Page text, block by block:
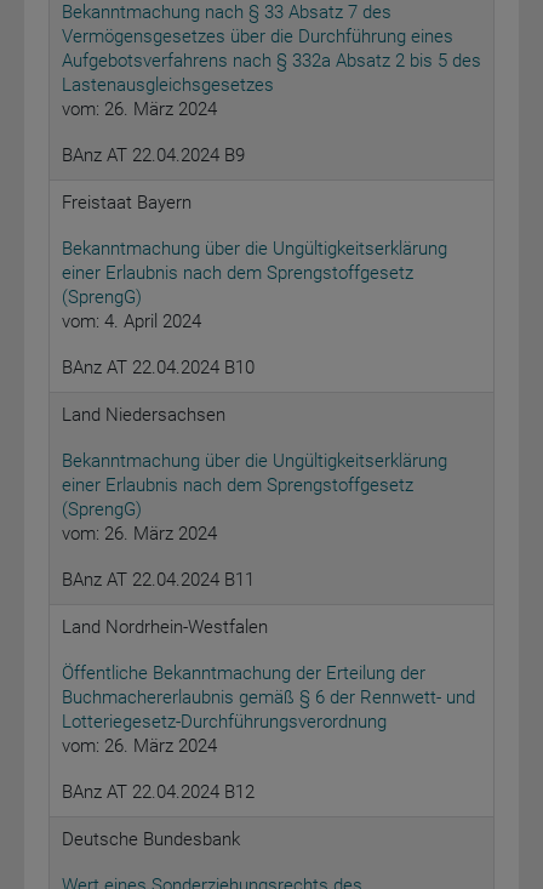
Bekanntmachung nach § 33 Absatz 7 des
Vermögensgesetzes über die Durchführung eines
Aufgebotsverfahrens nach § 332a Absatz 2 bis 5 des
Lastenausgleichsgesetzes
vom: 26. März 2024
BAnz AT 22.04.2024 B9
Freistaat Bayern
Bekanntmachung über die Ungültigkeitserklärung
einer Erlaubnis nach dem Sprengstoffgesetz
(SprengG)
vom: 4. April 2024
BAnz AT 22.04.2024 B10
Land Niedersachsen
Bekanntmachung über die Ungültigkeitserklärung
einer Erlaubnis nach dem Sprengstoffgesetz
(SprengG)
vom: 26. März 2024
BAnz AT 22.04.2024 B11
Land Nordrhein-Westfalen
Öffentliche Bekanntmachung der Erteilung der
Buchmachererlaubnis gemäß § 6 der Rennwett- und
Lotteriegesetz-Durchführungsverordnung
vom: 26. März 2024
BAnz AT 22.04.2024 B12
Deutsche Bundesbank